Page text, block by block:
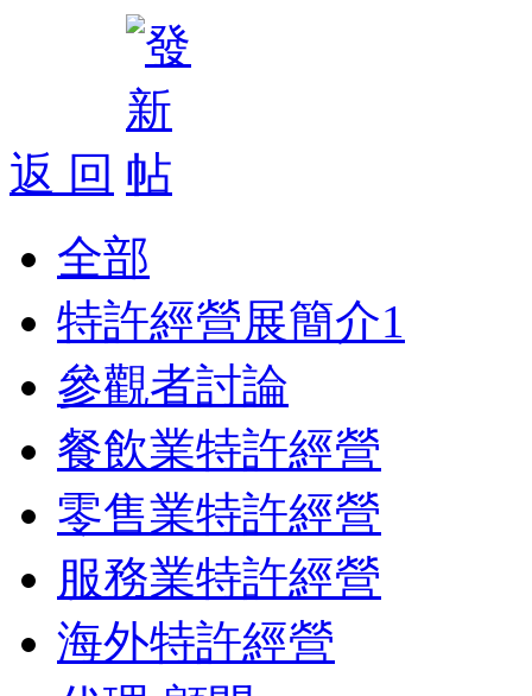
返 回
全部
特許經營展簡介1
參觀者討論
餐飲業特許經營
零售業特許經營
服務業特許經營
海外特許經營